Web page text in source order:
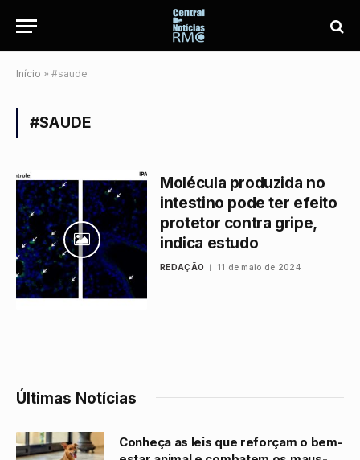
Início » #saude
#SAUDE
Molécula produzida no
intestino pode ter efeito
protetor contra gripe,
indica estudo
REDAÇÃO 11 de maio de 2024
Últimas Notícias
Conheça as leis que reforçam o bem-